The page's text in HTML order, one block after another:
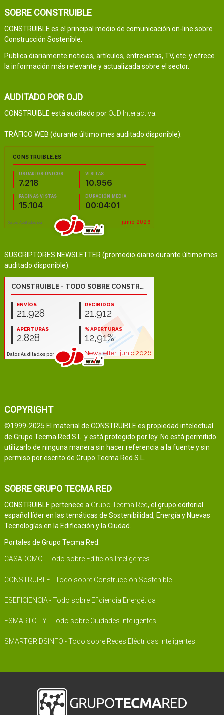
SOBRE CONSTRUIBLE
CONSTRUIBLE es el principal medio de comunicación on-line sobre
Construcción Sostenible.
Publica diariamente noticias, artículos, entrevistas, TV, etc. y ofrece
la información más relevante y actualizada sobre el sector.
AUDITADO POR OJD
CONSTRUIBLE está auditado por OJD Interactiva
TRÁFICO WEB (durante último mes auditado disponible):
SUSCRIPTORES NEWSLETTER (promedio diario durante último mes
auditado disponible):
COPYRIGHT
©1999-2025 El material de CONSTRUIBLE es propiedad intelectual
de Grupo Tecma Red S.L. y está protegido por ley. No está permitido
utilizarlo de ninguna manera sin hacer referencia a la fuente y sin
permiso por escrito de Grupo Tecma Red S.L.
SOBRE GRUPO TECMA RED
CONSTRUIBLE pertenece a Grupo Tecma Red, el grupo editorial
español líder en las temáticas de Sostenibilidad, Energía y Nuevas
Tecnologías en la Edificación y la Ciudad.
Portales de Grupo Tecma Red:
CASADOMO - Todo sobre Edificios Inteligentes
CONSTRUIBLE - Todo sobre Construcción Sostenible
ESEFICIENCIA - Todo sobre Eficiencia Energética
ESMARTCITY - Todo sobre Ciudades Inteligentes
SMARTGRIDSINFO - Todo sobre Redes Eléctricas Inteligentes